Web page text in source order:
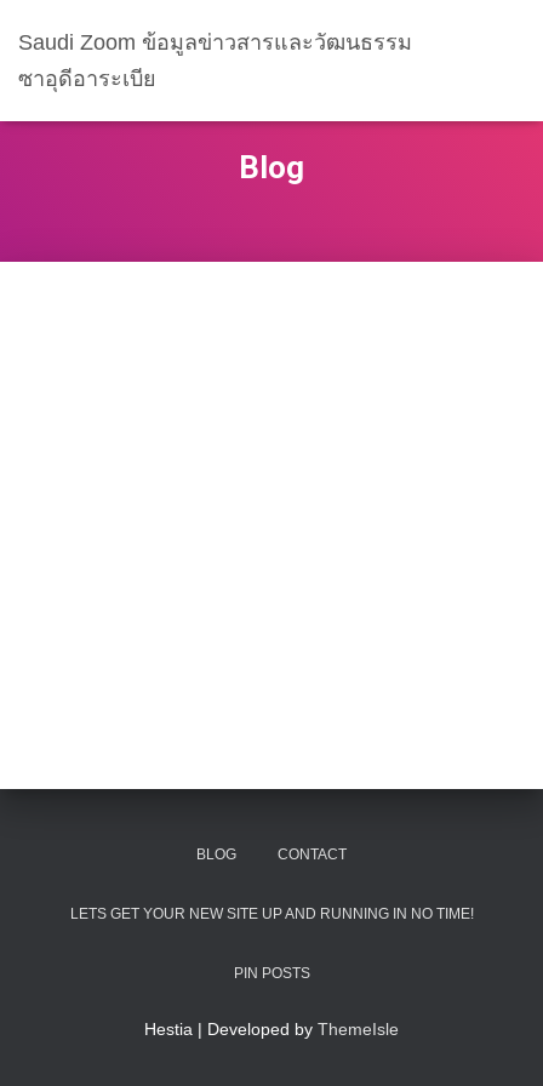
Saudi Zoom ข้อมูลข่าวสารและวัฒนธรรม
ซาอุดีอาระเบีย
Blog
BLOG CONTACT
LETS GET YOUR NEW SITE UP AND RUNNING IN NO TIME!
PIN POSTS
Hestia | Developed by ThemeIsle